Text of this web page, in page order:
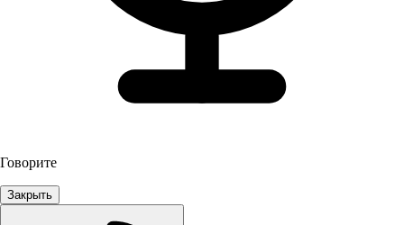
Говорите
Закрыть